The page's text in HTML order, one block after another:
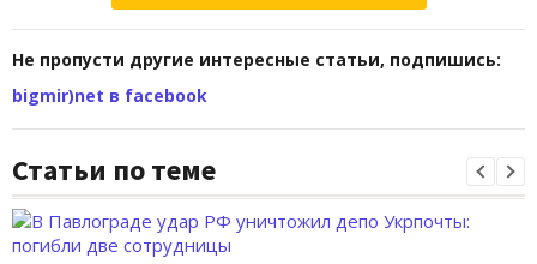
Не пропусти другие интересные статьи, подпишись:
bigmir)net в facebook
Статьи по теме